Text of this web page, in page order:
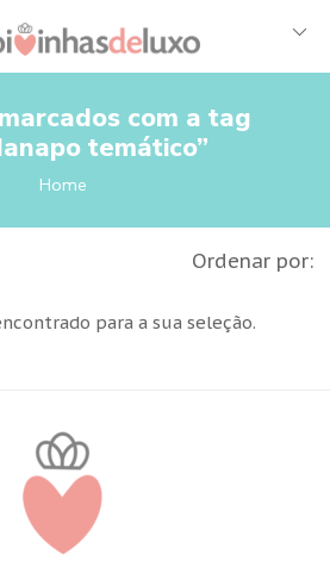
com a tag
temático”
Home
Ordenar por:
para a sua seleção.